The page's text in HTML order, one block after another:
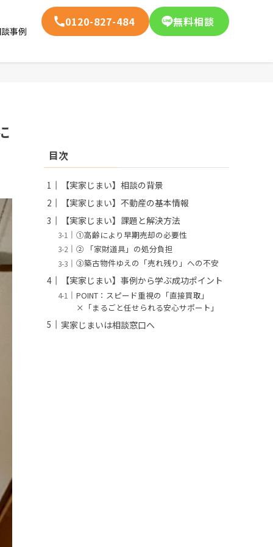
事例
0120-827-484 無料相談
目次
【実家じまい】相談の背景
【実家じまい】不動産の基本情報
【実家じまい】課題と解決方法
①高齢により早期売却の必要性
② 「家財道具」の処分負担
③築古物件ゆえの「売れ残り」への不安
【実家じまい】事例から学ぶ成功ポイント
POINT：スピード重視の「直接買取」
×「まるごと任せられる安心サポート」
実家じまいは相談窓口へ